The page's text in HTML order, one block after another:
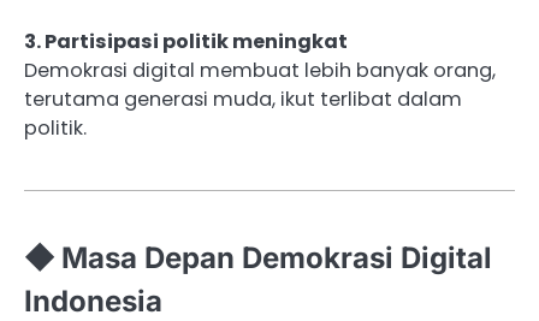
3. Partisipasi politik meningkat
Demokrasi digital membuat lebih banyak orang,
terutama generasi muda, ikut terlibat dalam
politik.
◆ Masa Depan Demokrasi Digital
Indonesia